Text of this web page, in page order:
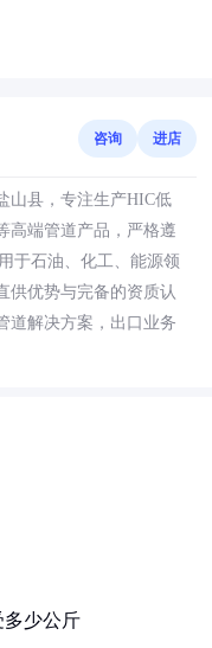
咨询 进店
山县，专注生产HIC低
高端管道产品，严格遵
于石油、化工、能源领
供优势与完备的资质认
道解决方案，出口业务
多少公斤